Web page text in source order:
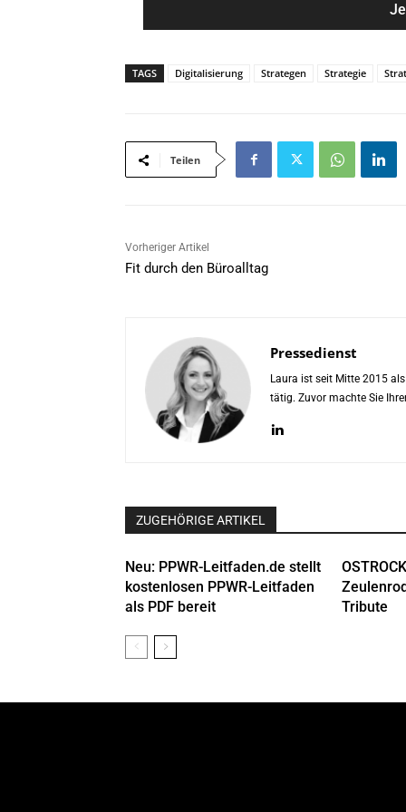
TAGS Digitalisierung Strategen Strategie
Teilen
Vorheriger Artikel
Fit durch den Büroalltag
Pressedienst
Laura ist seit Mitte 2015
tätig. Zuvor machte Sie
ZUGEHÖRIGE ARTIKEL
Neu: PPWR-Leitfaden.de stellt
kostenlosen PPWR-Leitfaden
als PDF bereit
Tribute